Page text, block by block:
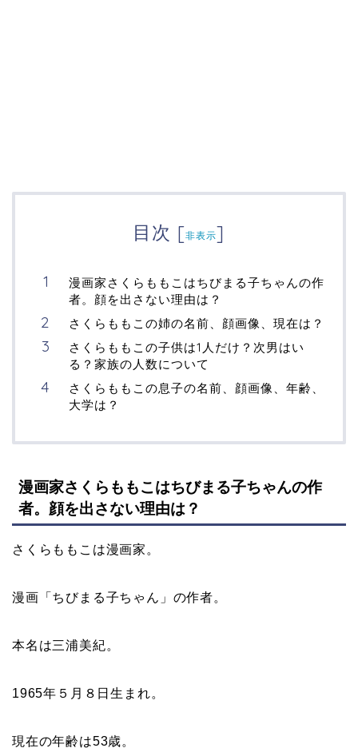
目次 [非表示]
漫画家さくらももこはちびまる子ちゃんの作
者。顔を出さない理由は？
さくらももこの姉の名前、顔画像、現在は？
さくらももこの子供は1人だけ？次男はい
る？家族の人数について
さくらももこの息子の名前、顔画像、年齢、
大学は？
漫画家さくらももこはちびまる子ちゃんの作
者。顔を出さない理由は？
さくらももこは漫画家。
漫画「ちびまる子ちゃん」の作者。
本名は三浦美紀。
1965年５月８日生まれ。
現在の年齢は53歳。